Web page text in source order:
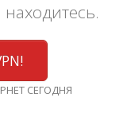
СЕГОДНЯ